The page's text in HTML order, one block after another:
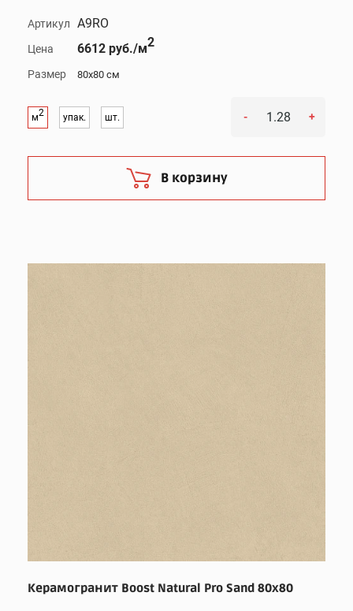
Артикул A9RO
Цена 6612 руб./м2
Размер 80x80 см
м2 упак. шт. - +
В корзину
Керамогранит Boost Natural Pro Sand 80x80